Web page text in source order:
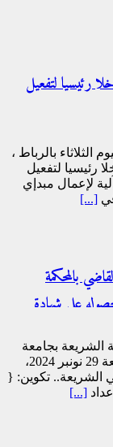
رئيسيا لتفعيل
الثلاثاء بالرباط ،
رئيسيا لتفعيل
لإعمال مبدإي
[...]
بالمحكمة
على شهادة
الشريعة بجامعة
سيدي محمد بن عبد الله بفاس، يوم الجمعة 29 نونبر 2024،
الشريعة.. تكوين: {
[...]